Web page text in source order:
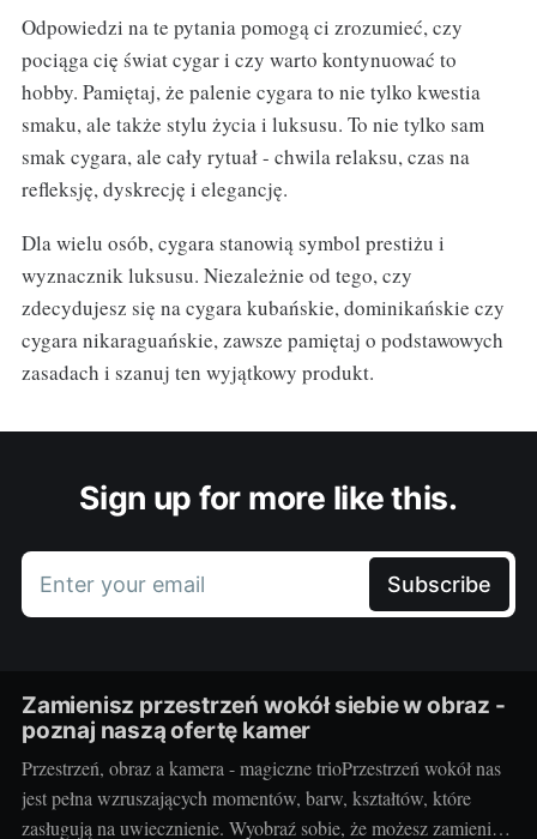
Odpowiedzi na te pytania pomogą ci zrozumieć, czy
pociąga cię świat cygar i czy warto kontynuować to
hobby. Pamiętaj, że palenie cygara to nie tylko kwestia
smaku, ale także stylu życia i luksusu. To nie tylko sam
smak cygara, ale cały rytuał - chwila relaksu, czas na
refleksję, dyskrecję i elegancję.
Dla wielu osób, cygara stanowią symbol prestiżu i
wyznacznik luksusu. Niezależnie od tego, czy
zdecydujesz się na cygara kubańskie, dominikańskie czy
cygara nikaraguańskie, zawsze pamiętaj o podstawowych
zasadach i szanuj ten wyjątkowy produkt.
Sign up for more like this.
Enter your email Subscribe
Zamienisz przestrzeń wokół siebie w obraz -
poznaj naszą ofertę kamer
Przestrzeń, obraz a kamera - magiczne trioPrzestrzeń wokół nas
jest pełna wzruszających momentów, barw, kształtów, które
zasługują na uwiecznienie. Wyobraź sobie, że możesz zamienić